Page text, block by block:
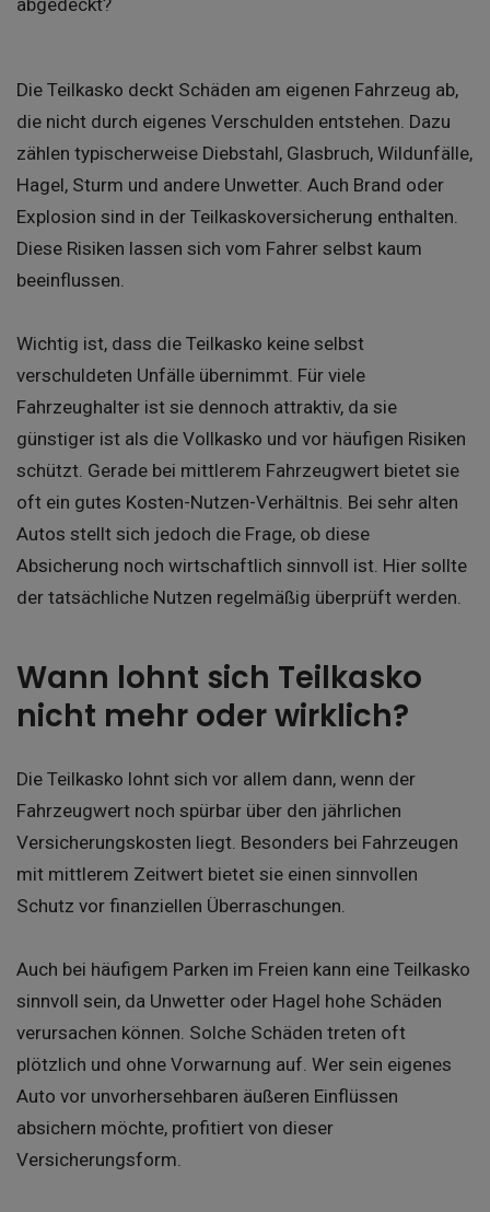
Die Teilkasko deckt Schäden am eigenen Fahrzeug ab,
die nicht durch eigenes Verschulden entstehen. Dazu
zählen typischerweise Diebstahl, Glasbruch, Wildunfälle,
Hagel, Sturm und andere Unwetter. Auch Brand oder
Explosion sind in der Teilkaskoversicherung enthalten.
Diese Risiken lassen sich vom Fahrer selbst kaum
beeinflussen.
Wichtig ist, dass die Teilkasko keine selbst
verschuldeten Unfälle übernimmt. Für viele
Fahrzeughalter ist sie dennoch attraktiv, da sie
günstiger ist als die Vollkasko und vor häufigen Risiken
schützt. Gerade bei mittlerem Fahrzeugwert bietet sie
oft ein gutes Kosten-Nutzen-Verhältnis. Bei sehr alten
Autos stellt sich jedoch die Frage, ob diese
Absicherung noch wirtschaftlich sinnvoll ist. Hier sollte
der tatsächliche Nutzen regelmäßig überprüft werden.
Wann lohnt sich Teilkasko
nicht mehr oder wirklich?
Die Teilkasko lohnt sich vor allem dann, wenn der
Fahrzeugwert noch spürbar über den jährlichen
Versicherungskosten liegt. Besonders bei Fahrzeugen
mit mittlerem Zeitwert bietet sie einen sinnvollen
Schutz vor finanziellen Überraschungen.
Auch bei häufigem Parken im Freien kann eine Teilkasko
sinnvoll sein, da Unwetter oder Hagel hohe Schäden
verursachen können. Solche Schäden treten oft
plötzlich und ohne Vorwarnung auf. Wer sein eigenes
Auto vor unvorhersehbaren äußeren Einflüssen
absichern möchte, profitiert von dieser
Versicherungsform.